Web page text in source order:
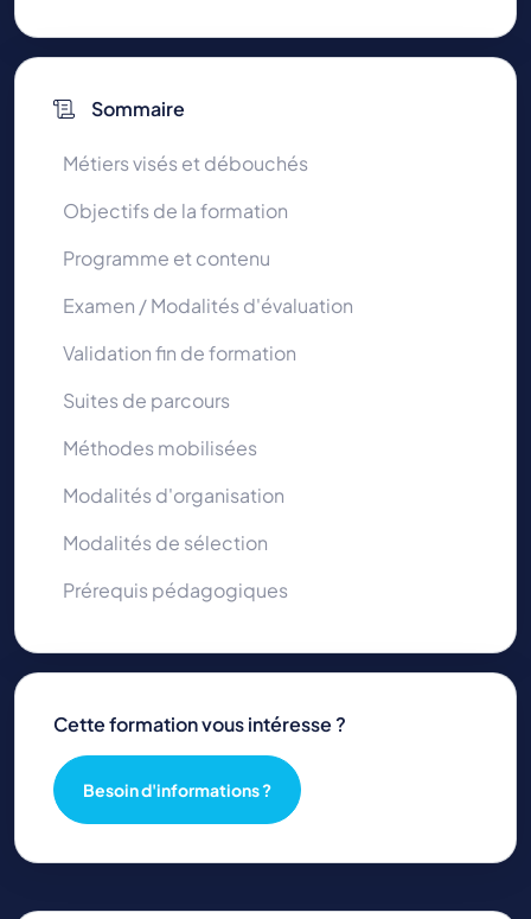
Sommaire
Métiers visés et débouchés
Objectifs de la formation
Programme et contenu
Examen / Modalités d'évaluation
Validation fin de formation
Suites de parcours
Méthodes mobilisées
Modalités d'organisation
Modalités de sélection
Prérequis pédagogiques
Cette formation vous intéresse ?
Besoin d'informations ?